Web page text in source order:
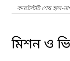
কনটেন্টটি শেষ হাল-
মিশন ও